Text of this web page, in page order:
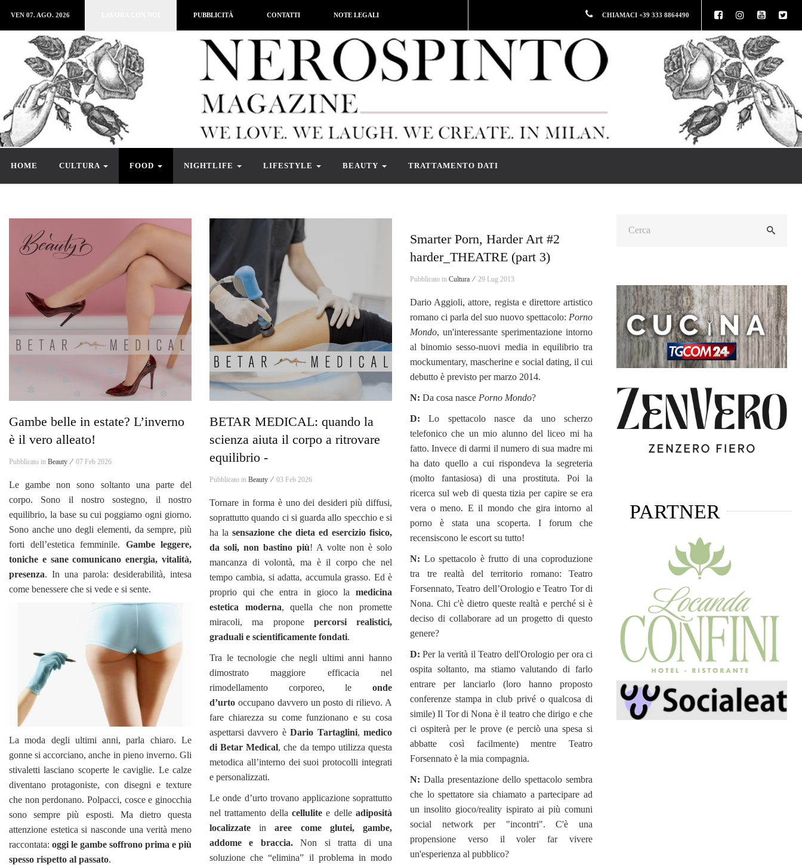
VEN 07. AGO. 2026 PUBBLICITÀ CONTATTI NOTE LEGALI CHIAMACI +39 333 8864490
HOME CULTURA FOOD NIGHTLIFE LIFESTYLE BEAUTY TRATTAMENTO DATI
Gambe belle in estate? L’inverno
è il vero alleato!
Pubblicato in Beauty ⁄ 07 Feb 2026
Le gambe non sono soltanto una parte del
corpo. Sono il nostro sostegno, il nostro
equilibrio, la base su cui poggiamo ogni giorno.
Sono anche uno degli elementi, da sempre, più
forti dell’estetica femminile. Gambe leggere,
toniche e sane comunicano energia, vitalità,
presenza. In una parola: desiderabilità, intesa
come benessere che si vede e si sente.
La moda degli ultimi anni, parla chiaro. Le
gonne si accorciano, anche in pieno inverno. Gli
stivaletti lasciano scoperte le caviglie. Le calze
diventano protagoniste, con disegni e texture
che non perdonano. Polpacci, cosce e ginocchia
sono sempre più esposti. Ma dietro questa
attenzione estetica si nasconde una verità meno
raccontata: oggi le gambe soffrono prima e più
spesso rispetto al passato.
BETAR MEDICAL: quando la
scienza aiuta il corpo a ritrovare
equilibrio -
Pubblicato in Beauty ⁄ 03 Feb 2026
Tornare in forma è uno dei desideri più diffusi,
soprattutto quando ci si guarda allo specchio e si
ha la sensazione che dieta ed esercizio fisico,
da soli, non bastino più! A volte non è solo
mancanza di volontà, ma è il corpo che nel
tempo cambia, si adatta, accumula grasso. Ed è
proprio qui che entra in gioco la medicina
estetica moderna, quella che non promette
miracoli, ma propone percorsi realistici,
graduali e scientificamente fondati.
Tra le tecnologie che negli ultimi anni hanno
dimostrato maggiore efficacia nel
rimodellamento corporeo, le onde
d’urto occupano davvero un posto di rilievo. A
fare chiarezza su come funzionano e su cosa
aspettarsi davvero èDario Tartaglini,medico
di Betar Medical, che da tempo utilizza questa
metodica all’interno dei suoi protocolli integrati
e personalizzati.
Le onde d’urto trovano applicazione soprattutto
nel trattamento della cellulite e delle adiposità
localizzate inaree come glutei, gambe,
addome e braccia.Non si tratta di una
soluzione che “elimina” il problema in modo
Smarter Porn, Harder Art #2
harder_THEATRE (part 3)
Pubblicato in Cultura ⁄ 29 Lug 2013
Dario Aggioli, attore, regista e direttore artistico
romano ci parla del suo nuovo spettacolo: Porno
Mondo, un'interessante sperimentazione intorno
al binomio sesso-nuovi media in equilibrio tra
mockumentary, mascherine e social dating, il cui
debutto è previsto per marzo 2014.
N: Da cosa nasce Porno Mondo?
D: Lo spettacolo nasce da uno scherzo
telefonico che un mio alunno del liceo mi ha
fatto. Invece di darmi il numero di sua madre mi
ha dato quello a cui rispondeva la segreteria
(molto fantasiosa) di una prostituta. Poi la
ricerca sul web di questa tizia per capire se era
vera o meno. E il mondo che gira intorno al
porno è stata una scoperta. I forum che
recensiscono le escort su tutto!
N: Lo spettacolo è frutto di una coproduzione
tra tre realtà del territorio romano: Teatro
Forsennato, Teatro dell’Orologio e Teatro Tor di
Nona. Chi c'è dietro queste realtà e perché si è
deciso di collaborare ad un progetto di questo
genere?
D: Per la verità il Teatro dell'Orologio per ora ci
ospita soltanto, ma stiamo valutando di farlo
entrare per lanciarlo (loro hanno proposto
conferenze stampa in club privé o qualcosa di
simile) Il Tor di Nona è il teatro che dirigo e che
ci ospiterà per le prove (e perciò una spesa si
abbatte così facilmente) mentre Teatro
Forsennato è la mia compagnia.
N: Dalla presentazione dello spettacolo sembra
che lo spettatore sia chiamato a partecipare ad
un insolito gioco/reality ispirato ai più comuni
social network per "incontri". C'è una
propensione verso il voler far vivere
un'esperienza al pubblico?
PARTNER